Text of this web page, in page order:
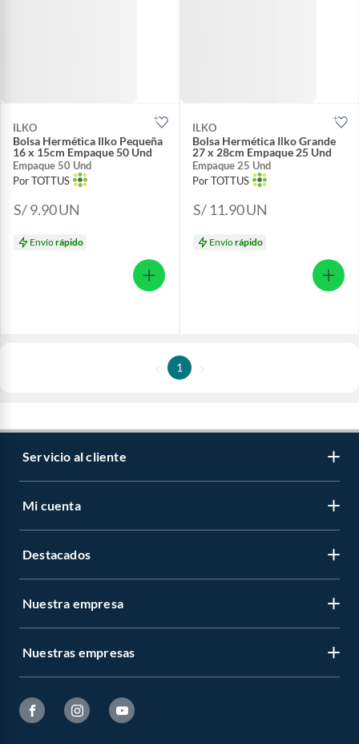
ILKO
Bolsa Hermética Ilko Pequeña
16 x 15cm Empaque 50 Und
Empaque 50 Und
Por TOTTUS
S/ 9.90UN
Envíorápido
ILKO
Bolsa Hermética Ilko Grande
27 x 28cm Empaque 25 Und
Empaque 25 Und
Por TOTTUS
S/ 11.90UN
Envíorápido
1
Servicio al cliente
Mi cuenta
Destacados
Nuestra empresa
Nuestras empresas